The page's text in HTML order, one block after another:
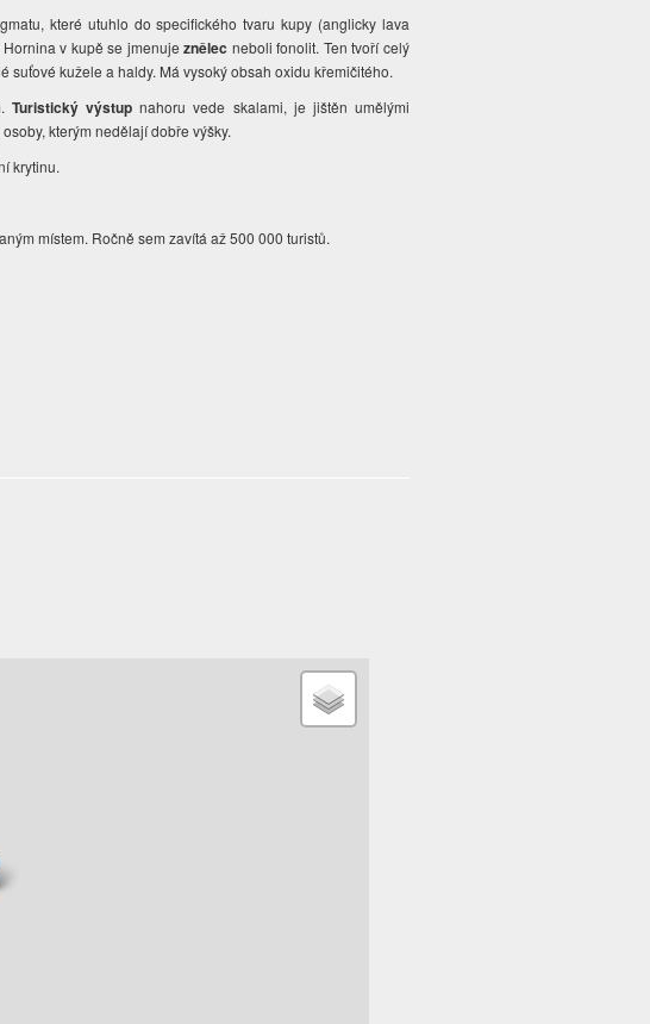
které utuhlo do specifického tvaru kupy (anglicky lava
Hornina v kupě se jmenujeznělec neboli fonolit. Ten tvoří celý
kužele a haldy. Má vysoký obsah oxidu křemičitého.
Turistický výstup nahoru vede skalami, je jištěn umělými
kterým nedělají dobře výšky.
krytinu.
místem. Ročně sem zavítá až 500 000 turistů.